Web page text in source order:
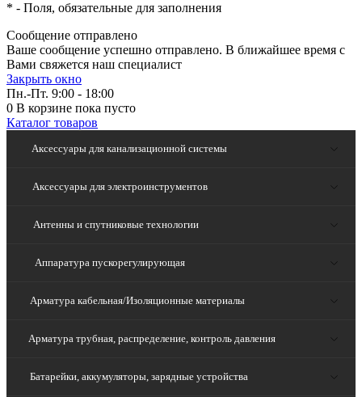
* - Поля, обязательные для заполнения
Сообщение отправлено
Ваше сообщение успешно отправлено. В ближайшее время с
Вами свяжется наш специалист
Закрыть окно
Пн.-Пт. 9:00 - 18:00
0 В корзине пока пусто
Каталог товаров
Аксессуары для канализационной системы
Аксессуары для электроинструментов
Антенны и спутниковые технологии
Аппаратура пускорегулирующая
Арматура кабельная/Изоляционные материалы
Арматура трубная, распределение, контроль давления
Батарейки, аккумуляторы, зарядные устройства